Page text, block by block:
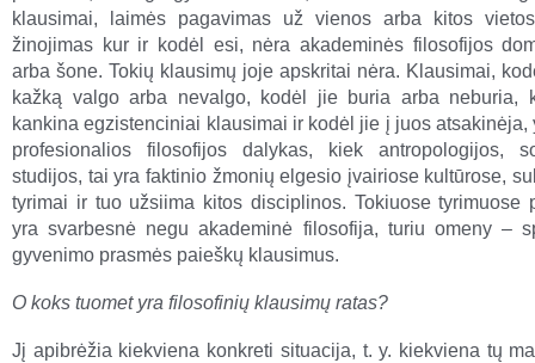
klausimai, laimės pagavimas už vienos arba kitos
žinojimas kur ir kodėl esi, nėra akademinės filosofijos
arba šone. Tokių klausimų joje apskritai nėra. Klausimai,
kažką valgo arba nevalgo, kodėl jie buria arba neburia,
kankina egzistenciniai klausimai ir kodėl jie į juos atsakinėja,
profesionalios filosofijos dalykas, kiek antropologijos,
studijos, tai yra faktinio žmonių elgesio įvairiose kultūrose,
tyrimai ir tuo užsiima kitos disciplinos. Tokiuose tyrimuose
yra svarbesnė negu akademinė filosofija, turiu omeny –
gyvenimo prasmės paieškų klausimus.
O koks tuomet yra filosofinių klausimų ratas?
Jį apibrėžia kiekviena konkreti situacija, t. y. kiekviena tų